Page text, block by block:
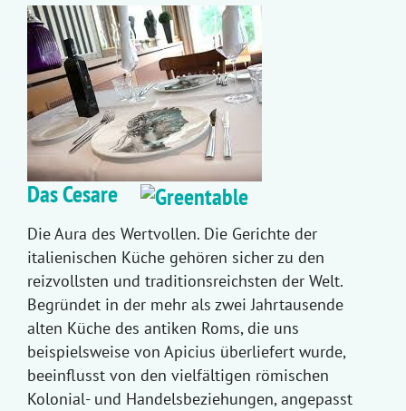
Das Cesare
Die Aura des Wertvollen. Die Gerichte der
italienischen Küche gehören sicher zu den
reizvollsten und traditionsreichsten der Welt.
Begründet in der mehr als zwei Jahrtausende
alten Küche des antiken Roms, die uns
beispielsweise von Apicius überliefert wurde,
beeinflusst von den vielfältigen römischen
Kolonial- und Handelsbeziehungen, angepasst